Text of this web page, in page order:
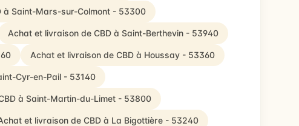
à Saint-Mars-sur-Colmont - 53300
Achat et livraison de CBD à Saint-Berthevin - 53940
Achat et livraison de CBD à Houssay - 53360
Cyr-en-Pail - 53140
à Saint-Martin-du-Limet - 53800
et livraison de CBD à La Bigottière - 53240